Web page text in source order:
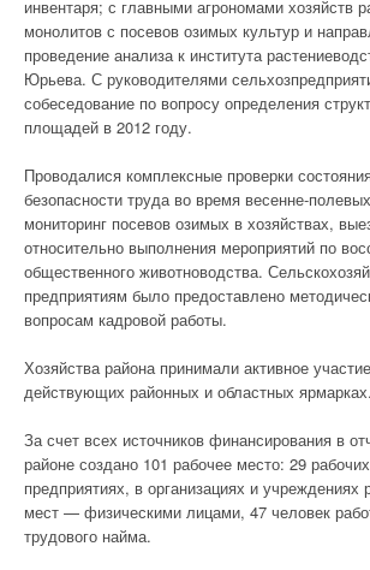
инвентаря; с главными агрономами хозяйств
монолитов с посевов озимых культур и
проведение анализа к института
Юрьева. С руководителями
собеседование по вопросу определения
площадей в 2012 году.
Проводалися комплексные проверки
безопасности труда во время весенне-
мониторинг посевов озимых в хозяйствах,
относительно выполнения мероприятий по
общественного животноводства.
предприятиям было предоставлено
вопросам кадровой работы.
Хозяйства района принимали активное
действующих районных и областных ярмарках.
За счет всех источников финансирования в
районе создано 101 рабочее место: 29
предприятиях, в организациях и учреждениях
мест — физическими лицами, 47 человек
трудового найма.